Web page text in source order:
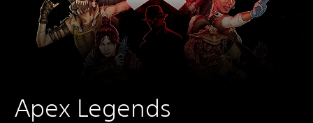
Apex Legends